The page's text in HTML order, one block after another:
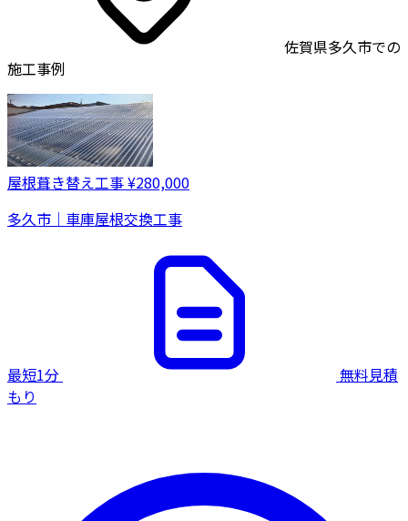
佐賀県多久市での
施工事例
屋根葺き替え工事¥280,000
多久市｜車庫屋根交換工事
最短1分
無料見積
もり